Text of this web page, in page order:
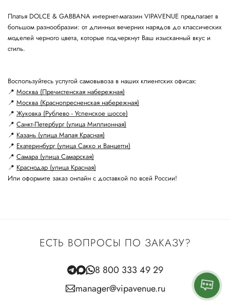
Платья DOLCE & GABBANA интернет-магазин VIPAVENUE предлагает в
большом разнообразии: от длинных вечерних нарядов до классических
моделей черного цвета, которые подчеркнут Ваш изысканный вкус и
стиль.
Воспользуйтесь услугой самовывоза в наших клиентских офисах:
📍 Москва (Пречистенская набережная)
📍 Москва (Краснопресненская набережная)
📍 Жуковка (Рублево - Успенское шоссе)
📍 Санкт-Петербург (улица Миллионная)
📍 Казань (улица Малая Красная)
📍 Екатеринбург (улица Сакко и Ванцетти)
📍 Самара (улица Самарская)
📍 Краснодар (улица Красная)
Или оформите заказ онлайн с доставкой по всей России!
ЕСТЬ ВОПРОСЫ ПО ЗАКАЗУ?
8 800 333 49 29
manager@vipavenue.ru